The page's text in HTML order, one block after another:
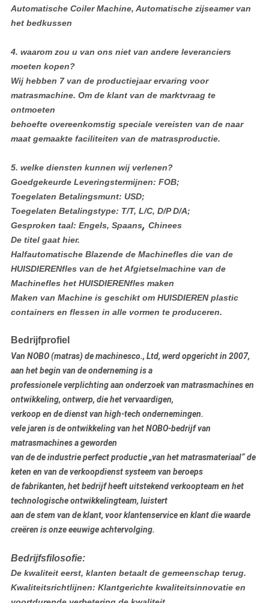
Automatische Coiler Machine, Automatische zijseamer van
het bedkussen
4. waarom zou u van ons niet van andere leveranciers
moeten kopen?
Wij hebben 7 van de productiejaar ervaring voor
matrasmachine. Om de klant van de marktvraag te
ontmoeten
behoefte overeenkomstig speciale vereisten van de naar
maat gemaakte faciliteiten van de matrasproductie.
5. welke diensten kunnen wij verlenen?
Goedgekeurde Leveringstermijnen: FOB;
Toegelaten Betalingsmunt: USD;
Toegelaten Betalingstype: T/T, L/C, D/P D/A;
Gesproken taal: Engels, Spaans, Chinees
De titel gaat hier.
Halfautomatische Blazende de Machinefles die van de
HUISDIERENfles van de het Afgietselmachine van de
Machinefles het HUISDIERENfles maken
Maken van Machine is geschikt om HUISDIEREN plastic
containers en flessen in alle vormen te produceren.
Bedrijfprofiel
Van NOBO (matras) de machinesco., Ltd, werd opgericht in 2007,
aan het begin van de onderneming is a
professionele verplichting aan onderzoekvan matrasmachinesen
ontwikkeling, ontwerp, die het vervaardigen,
verkoop en de dienst van high-tech ondernemingen.
vele jaren is de ontwikkeling van het NOBO-bedrijf van
matrasmachines a geworden
van de de industrie perfect productie „van het matrasmateriaal“ de
keten en van de verkoopdienst systeem van beroeps
de fabrikanten, het bedrijf heeft uitstekend verkoopteam en het
technologische ontwikkelingteam, luistert
aan de stem van de klant, voor klantenservice en klant die waarde
creëren is onze eeuwige achtervolging.
Bedrijfsfilosofie:
De kwaliteit eerst, klanten betaalt de gemeenschap terug.
Kwaliteitsrichtlijnen: Klantgerichte kwaliteitsinnovatie en